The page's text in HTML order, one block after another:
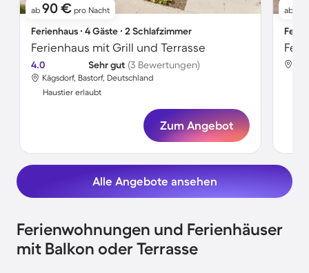
ab 90 € pro Nacht
Ferienhaus ∙ 4 Gäste ∙ 2 Schlafzimmer
Ferienhaus mit Grill und Terrasse
4.0 Sehr gut (3 Bewertungen)
Kägsdorf, Bastorf, Deutschland
Haustier erlaubt
Zum Angebot
ab
Alle Angebote ansehen
Ferienwohnungen und Ferienhäuser
mit Balkon oder Terrasse